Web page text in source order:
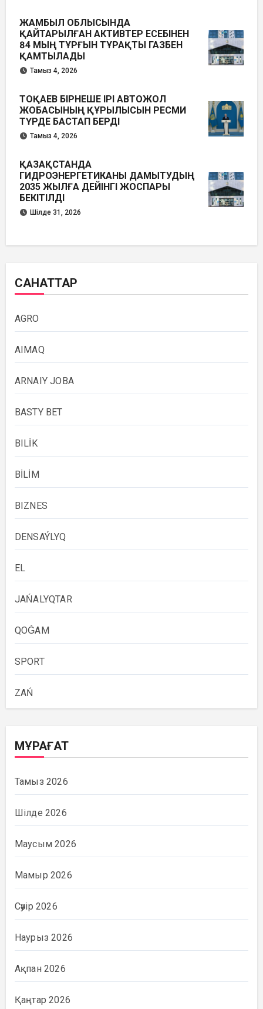
ЖАМБЫЛ ОБЛЫСЫНДА
ҚАЙТАРЫЛҒАН АКТИВТЕР ЕСЕБІНЕН
84 МЫҢ ТҰРҒЫН ТҰРАҚТЫ ГАЗБЕН
ҚАМТЫЛАДЫ
Тамыз 4, 2026
ТОҚАЕВ БІРНЕШЕ ІРІ АВТОЖОЛ
ЖОБАСЫНЫҢ ҚҰРЫЛЫСЫН РЕСМИ
ТҮРДЕ БАСТАП БЕРДІ
Тамыз 4, 2026
ҚАЗАҚСТАНДА
ГИДРОЭНЕРГЕТИКАНЫ ДАМЫТУДЫҢ
2035 ЖЫЛҒА ДЕЙІНГІ ЖОСПАРЫ
БЕКІТІЛДІ
Шілде 31, 2026
САНАТТАР
AGRO
AIMAQ
ARNAIY JOBA
BASTY BET
BILİK
BİLİM
BIZNES
DENSAÝLYQ
EL
JAŃALYQTAR
QOǴAM
SPORT
ZAŃ
МҰРАҒАТ
Тамыз 2026
Шілде 2026
Маусым 2026
Мамыр 2026
Сәуір 2026
Наурыз 2026
Ақпан 2026
Қаңтар 2026